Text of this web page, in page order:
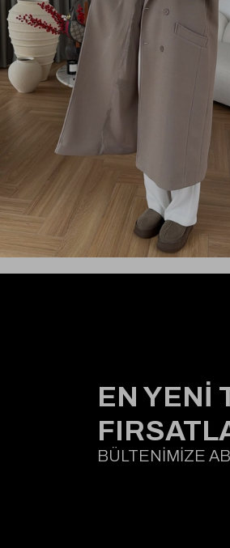
EN YENİ
BÜLTENİMİZE